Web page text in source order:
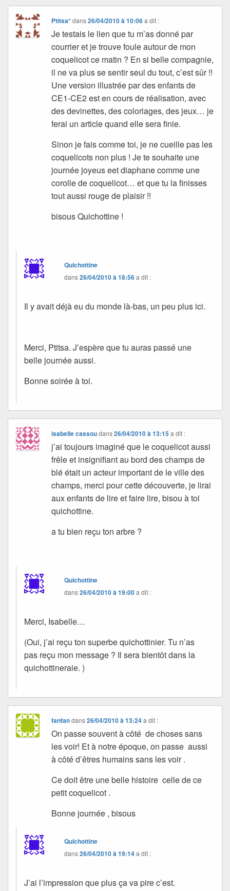
Ptitsa*dans26/04/2010 à 10:06 a dit :
Je testais le lien que tu m’as donné par
courrier et je trouve foule autour de mon
coquelicot ce matin ? En si belle compagnie,
il ne va plus se sentir seul du tout, c’est sûr !!
Une version illustrée par des enfants de
CE1-CE2 est en cours de réalisation, avec
des devinettes, des coloriages, des jeux… je
ferai un article quand elle sera finie.
Sinon je fais comme toi, je ne cueille pas les
coquelicots non plus ! Je te souhaite une
journée joyeus eet diaphane comme une
corolle de coquelicot… et que tu la finisses
tout aussi rouge de plaisir !!
bisous Quichottine !
Quichottine
dans26/04/2010 à 18:56a dit :
Il y avait déjà eu du monde là-bas, un peu plus ici.
Merci, Ptitsa. J’espère que tu auras passé une
belle journée aussi.
Bonne soirée à toi.
isabelle cassoudans26/04/2010 à 13:15 a dit :
j’ai toujours imaginé que le coquelicot aussi
frêle et insignifiant au bord des champs de
blé était un acteur important de le ville des
champs, merci pour cette découverte, je lirai
aux enfants de lire et faire lire, bisou à toi
quichottine.
a tu bien reçu ton arbre ?
Quichottine
dans26/04/2010 à 19:00a dit :
Merci, Isabelle…
(Oui, j’ai reçu ton superbe quichottinier. Tu n’as
pas reçu mon message ? Il sera bientôt dans la
quichottineraie. )
fanfandans26/04/2010 à 13:24 a dit :
On passe souvent à côté de choses sans
les voir! Et à notre époque, on passe aussi
à côté d’êtres humains sans les voir .
Ce doit être une belle histoire celle de ce
petit coquelicot .
Bonne journée , bisous
Quichottine
dans26/04/2010 à 19:14a dit :
J’ai l’impression que plus ça va pire c’est.